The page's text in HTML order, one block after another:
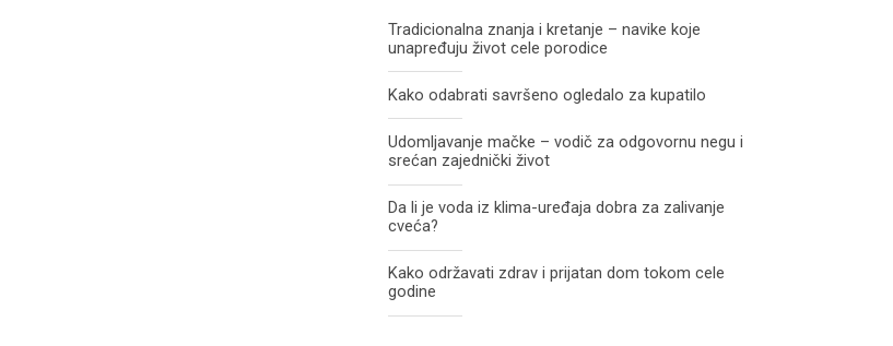
Tradicionalna znanja i kretanje – navike koje
unapređuju život cele porodice
Kako odabrati savršeno ogledalo za kupatilo
Udomljavanje mačke – vodič za odgovornu negu i
srećan zajednički život
Da li je voda iz klima-uređaja dobra za zalivanje
cveća?
Kako održavati zdrav i prijatan dom tokom cele
godine